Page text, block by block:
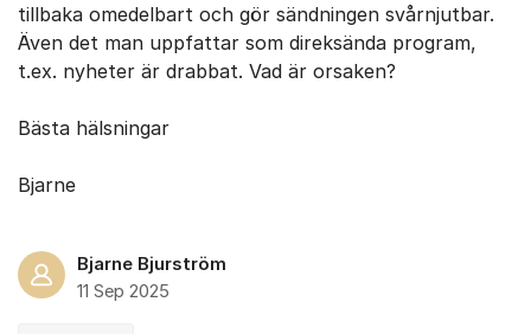
tillbaka omedelbart och gör sändningen svårnjutbar.
Även det man uppfattar som direksända program,
t.ex. nyheter är drabbat. Vad är orsaken?
Bästa hälsningar
Bjarne
Bjarne Bjurström
11 Sep 2025